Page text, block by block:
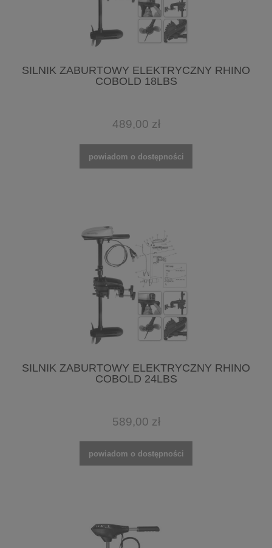
SILNIK ZABURTOWY ELEKTRYCZNY RHINO
COBOLD 18LBS
489,00 zł
powiadom o dostępności
SILNIK ZABURTOWY ELEKTRYCZNY RHINO
COBOLD 24LBS
589,00 zł
powiadom o dostępności